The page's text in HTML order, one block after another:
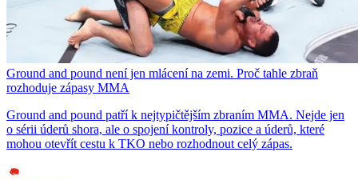
Ground and pound není jen mlácení na zemi. Proč tahle zbraň
rozhoduje zápasy MMA
Ground and pound patří k nejtypičtějším zbraním MMA. Nejde jen
o sérii úderů shora, ale o spojení kontroly, pozice a úderů, které
mohou otevřít cestu k TKO nebo rozhodnout celý zápas.